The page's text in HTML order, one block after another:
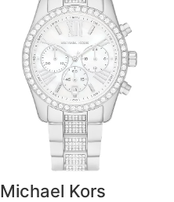
Michael Kors